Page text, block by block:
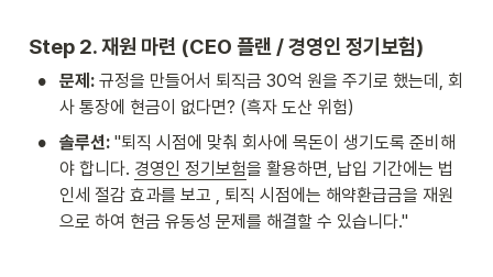
Step 2. 재원 마련 (CEO 플랜 / 경영인 정기보험)
• 문제: 규정을 만들어서 퇴직금 30억 원을 주기로 했는데, 회
사 통장에 현금이 없다면? (흑자 도산 위험)
• 솔루션: "퇴직 시점에 맞춰 회사에 목돈이 생기도록 준비해
야 합니다. 경영인 정기보험을 활용하면, 납입 기간에는 법
인세 절감 효과를 보고 , 퇴직 시점에는 해약환급금을 재원
으로 하여 현금 유동성 문제를 해결할 수 있습니다."